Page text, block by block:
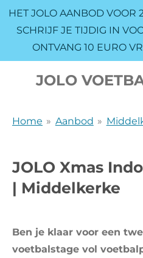
Ga
direct
hoofdinhoud
JOLO
HET JOLO AANBOD VOOR
SCHRIJF JE TIJDIG IN
ONTVANG 10 EURO
Home » Aanbod »
JOLO Xmas
| Middelkerke
Ben je klaar voor een
voetbalstage vol